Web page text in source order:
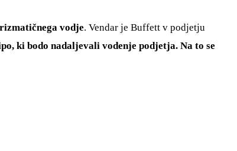
vodje. Vendar je Buffett v podjetju
ki bodo nadaljevali vodenje podjetja. Na to se